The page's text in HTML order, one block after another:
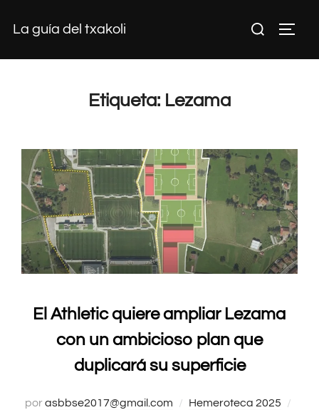
La guía del txakoli Buscar:
Etiqueta: Lezama
El Athletic quiere ampliar Lezama
con un ambicioso plan que
duplicará su superficie
porasbbse2017@gmail.com Hemeroteca 2025